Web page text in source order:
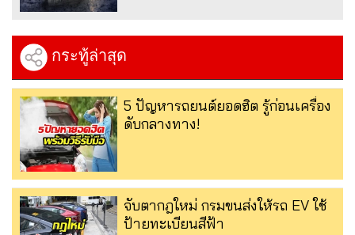
กระทู้ล่าสุด
5 ปัญหารถยนต์ยอดฮิต รู้ก่อนเครื่อง
ดับกลางทาง!
จับตากฎใหม่ กรมขนส่งให้รถ EV ใช้
ป้ายทะเบียนสีฟ้า